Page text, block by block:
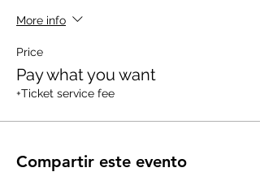
More info
Price
Pay what you want
+Ticket service fee
Compartir este evento